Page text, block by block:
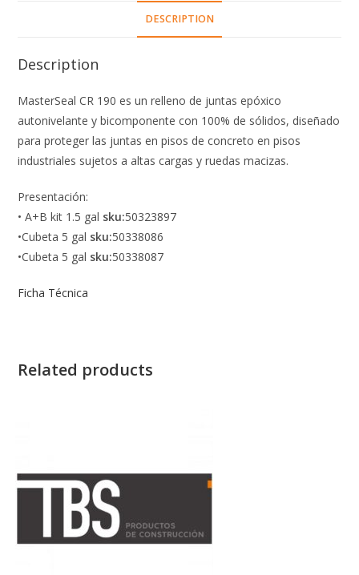
DESCRIPTION
Description
MasterSeal CR 190 es un relleno de juntas epóxico
autonivelante y bicomponente con 100% de sólidos, diseñado
para proteger las juntas en pisos de concreto en pisos
industriales sujetos a altas cargas y ruedas macizas.
Presentación:
• A+B kit 1.5 gal sku:50323897
•Cubeta 5 gal sku:50338086
•Cubeta 5 gal sku:50338087
Ficha Técnica
Related products